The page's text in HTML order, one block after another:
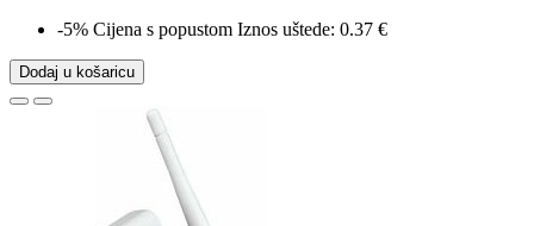
-5% Cijena s popustom Iznos uštede: 0.37 €
Dodaj u košaricu